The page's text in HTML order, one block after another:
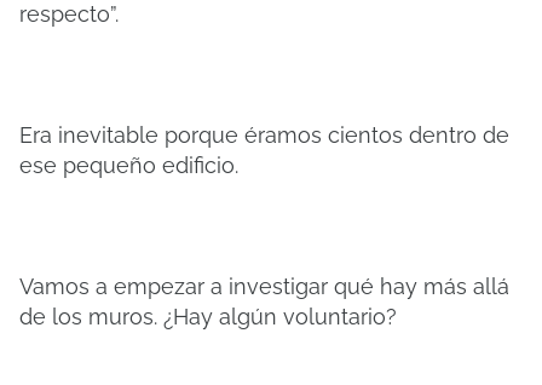
respecto”.
Era inevitable porque éramos cientos dentro de
ese pequeño edificio.
Vamos a empezar a investigar qué hay más allá
de los muros. ¿Hay algún voluntario?